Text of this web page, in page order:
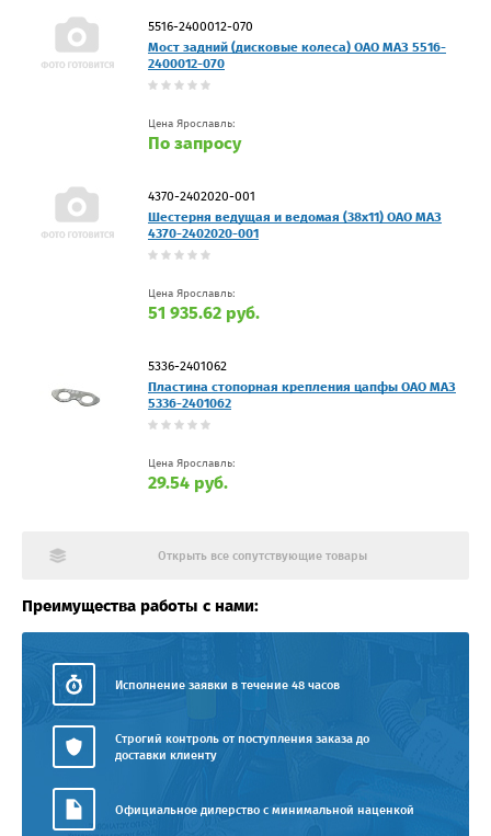
5516-2400012-070
Мост задний (дисковые колеса) ОАО МАЗ 5516-
2400012-070
Цена Ярославль:
По запросу
4370-2402020-001
Шестерня ведущая и ведомая (38х11) ОАО МАЗ
4370-2402020-001
Цена Ярославль:
51 935.62 руб.
5336-2401062
Пластина стопорная крепления цапфы ОАО МАЗ
5336-2401062
Цена Ярославль:
29.54 руб.
Открыть все сопутствующие товары
Преимущества работы с нами:
Исполнение заявки в течение 48 часов
Строгий контроль от поступления заказа до
доставки клиенту
Официальное дилерство с минимальной наценкой